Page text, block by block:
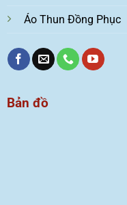
Áo Thun Đồng Phục
Bản đồ